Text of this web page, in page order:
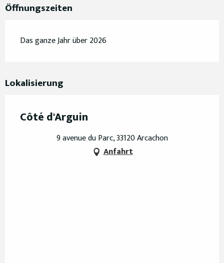
Öffnungszeiten
Das ganze Jahr über 2026
Lokalisierung
Côté d'Arguin
9 avenue du Parc, 33120 Arcachon
Anfahrt